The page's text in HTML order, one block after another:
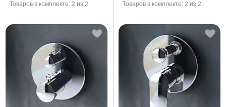
Товаров в комплекте: 2 из 2 Товаров в комплекте: 2 из 2